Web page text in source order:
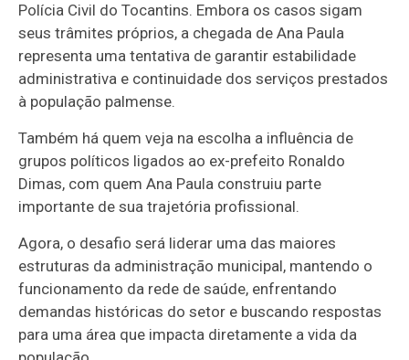
Polícia Civil do Tocantins. Embora os casos sigam
seus trâmites próprios, a chegada de Ana Paula
representa uma tentativa de garantir estabilidade
administrativa e continuidade dos serviços prestados
à população palmense.
Também há quem veja na escolha a influência de
grupos políticos ligados ao ex-prefeito Ronaldo
Dimas, com quem Ana Paula construiu parte
importante de sua trajetória profissional.
Agora, o desafio será liderar uma das maiores
estruturas da administração municipal, mantendo o
funcionamento da rede de saúde, enfrentando
demandas históricas do setor e buscando respostas
para uma área que impacta diretamente a vida da